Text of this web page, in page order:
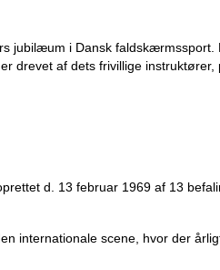
jubilæum i Dansk
af dets frivillige
d. 13 februar 1969 af 13
internationale scene, hvor der